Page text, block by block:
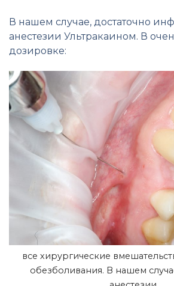
В нашем случае, достаточно
анестезии Ультракаином. В
дозировке:
все хирургические
обезболивания. В нашем